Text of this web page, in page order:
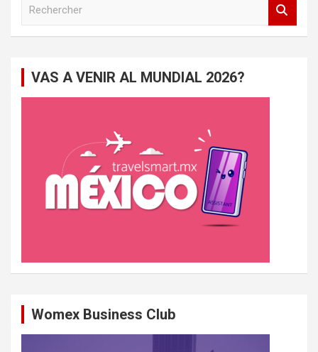
c
VAS A VENIR AL MUNDIAL 2026?
Womex Business Club